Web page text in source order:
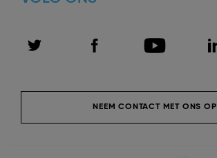
NEEM CONTACT MET ONS OP